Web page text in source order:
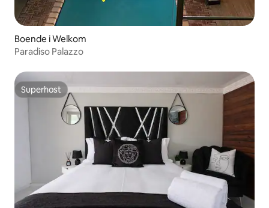
Boende i Welkom
Paradiso Palazzo
Superhost
Superhost